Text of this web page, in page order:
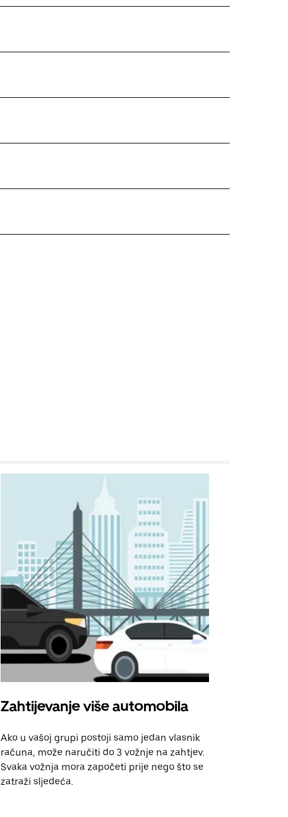
Zahtijevanje više automobila
Ako u vašoj grupi postoji samo jedan vlasnik
računa, može naručiti do 3 vožnje na zahtjev.
Svaka vožnja mora započeti prije nego što se
zatraži sljedeća.